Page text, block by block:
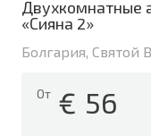
Двухкомнатные
«Сияна 2»
Болгария, Святой
От € 56